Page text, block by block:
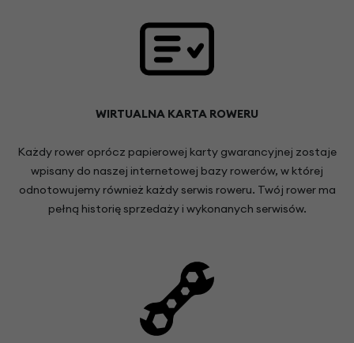
WIRTUALNA KARTA ROWERU
Każdy rower oprócz papierowej karty gwarancyjnej zostaje
wpisany do naszej internetowej bazy rowerów, w której
odnotowujemy również każdy serwis roweru. Twój rower ma
pełną historię sprzedaży i wykonanych serwisów.